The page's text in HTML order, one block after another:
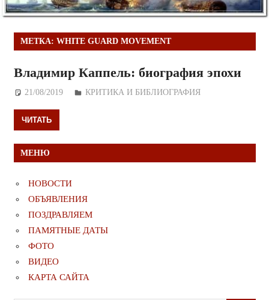
МЕТКА: WHITE GUARD MOVEMENT
Владимир Каппель: биография эпохи
21/08/2019 Дежурный по Редакции
КРИТИКА И БИБЛИОГРАФИЯ
ЧИТАТЬ
МЕНЮ
НОВОСТИ
ОБЪЯВЛЕНИЯ
ПОЗДРАВЛЯЕМ
ПАМЯТНЫЕ ДАТЫ
ФОТО
ВИДЕО
КАРТА САЙТА